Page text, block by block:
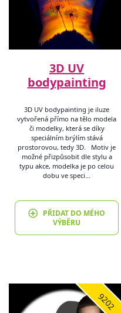
3D UV
bodypainting
3D UV bodypainting je iluze
vytvořená přímo na tělo modela
či modelky, která se díky
speciálním brýlím stává
prostorovou, tedy 3D. Motiv je
možné přizpůsobit dle stylu a
typu akce, modelka je po celou
dobu ve speci…
PŘIDAT DO MÉHO
VÝBĚRU
9202